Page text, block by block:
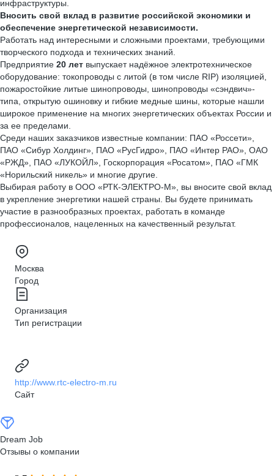
инфраструктуры.
Вносить свой вклад в развитие российской экономики и
обеспечение энергетической независимости.
Работать над интересными и сложными проектами, требующими
творческого подхода и технических знаний.
Предприятие 20 лет выпускает надёжное электротехническое
оборудование: токопроводы с литой (в том числе RIP) изоляцией,
пожаростойкие литые шинопроводы, шинопроводы «сэндвич»-
типа, открытую ошиновку и гибкие медные шины, которые нашли
широкое применение на многих энергетических объектах России и
за ее пределами.
Среди наших заказчиков известные компании: ПАО «Россети»,
ПАО «Сибур Холдинг», ПАО «РусГидро», ПАО «Интер РАО», ОАО
«РЖД», ПАО «ЛУКОЙЛ», Госкорпорация «Росатом», ПАО «ГМК
«Норильский никель» и многие другие.
Выбирая работу в ООО «РТК-ЭЛЕКТРО-М», вы вносите свой вклад
в укрепление энергетики нашей страны. Вы будете принимать
участие в разнообразных проектах, работать в команде
профессионалов, нацеленных на качественный результат.
Москва
Город
Организация
Тип регистрации
http://www.rtc-electro-m.ru
Сайт
Dream Job
Отзывы о компании